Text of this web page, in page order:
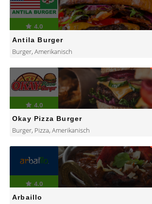
4.0
Antila Burger
Burger, Amerikanisch
4.0
Okay Pizza Burger
Burger, Pizza, Amerikanisch
4.0
Arbaillo